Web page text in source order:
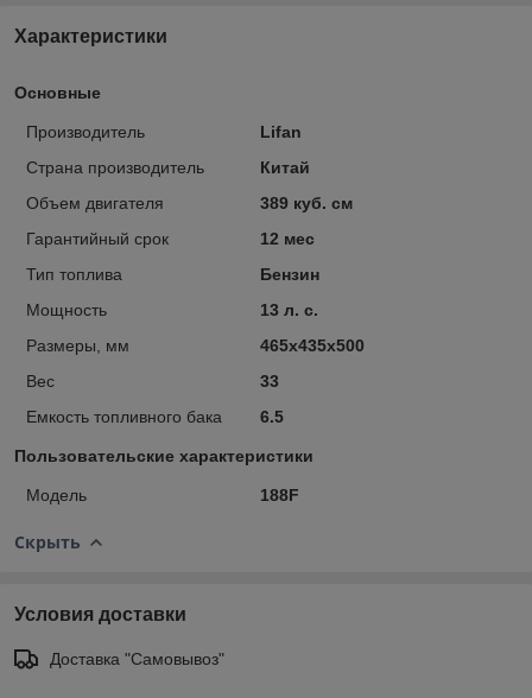
Характеристики
Основные
Производитель
Lifan
Страна производитель
Китай
Объем двигателя
389 куб. см
Гарантийный срок
12 мес
Тип топлива
Бензин
Мощность
13 л. с.
Размеры, мм
465х435х500
Вес
33
Емкость топливного бака
6.5
Пользовательские характеристики
Модель 188F
Скрыть
Условия доставки
Доставка "Самовывоз"